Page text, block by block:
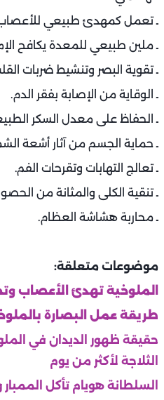
ـ تعمل كمهدئ طبيعي
ـ ملين طبيعي للمعدة يكافح
ـ تقوية البصر وتنشيط ضربات
ـ الوقاية من الإصابة بفقر الدم.
ـ الحفاظ على معدل السكر
ـ حماية الجسم من آثار أشعة
ـ تعالج التهابات وتقرحات الفم.
ـ تنقية الكلى والمثانة من
ـ محاربة هشاشة العظام.
موضوعات متعلقة:
الملوخية تهدئ الأعصاب
طريقة عمل البصارة
حقيقة ظهور الديدان في
الثلاجة لأكثر من يوم
السلطانة هويام تأكل